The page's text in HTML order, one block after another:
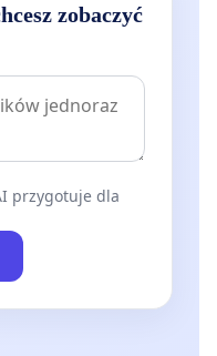
zobaczyć
przygotuje dla